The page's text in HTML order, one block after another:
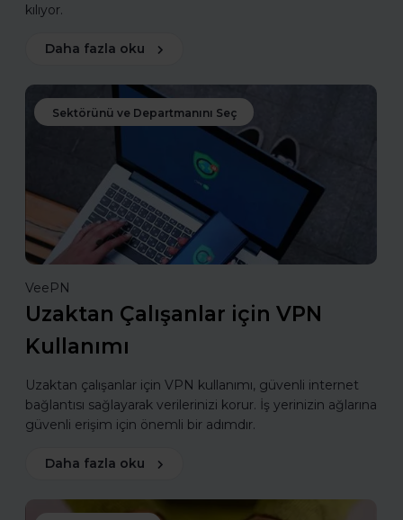
kılıyor.
Daha fazla oku
Sektörünü ve Departmanını Seç
VeePN
Uzaktan Çalışanlar için VPN
Kullanımı
Uzaktan çalışanlar için VPN kullanımı, güvenli internet
bağlantısı sağlayarak verilerinizi korur. İş yerinizin ağlarına
güvenli erişim için önemli bir adımdır.
Daha fazla oku